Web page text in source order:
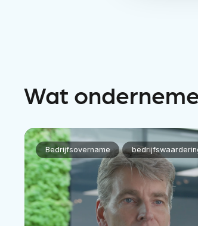
Wat
Bedrijfsovername